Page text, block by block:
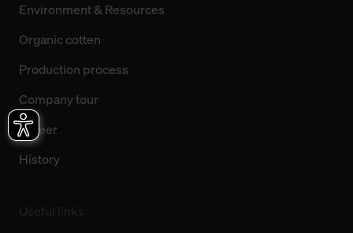
Environment & Resources
Organic cotten
Production process
Company tour
Career
History